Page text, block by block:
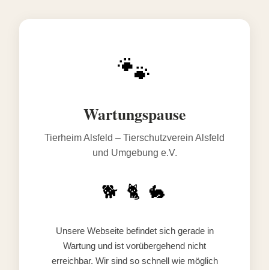
🐾
Wartungspause
Tierheim Alsfeld – Tierschutzverein Alsfeld
und Umgebung e.V.
🐕 🐈 🐇
Unsere Webseite befindet sich gerade in
Wartung und ist vorübergehend nicht
erreichbar. Wir sind so schnell wie möglich